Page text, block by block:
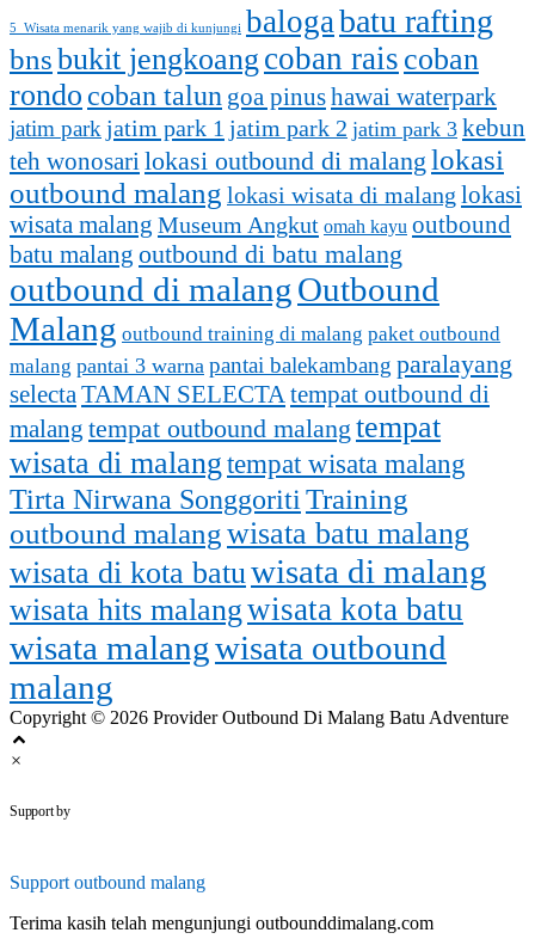
5 Wisata menarik yang wajib di kunjungi baloga batu rafting
bnsbukit jengkoang coban rais coban
rondo coban talun goa pinushawai waterpark
jatim park jatim park 1 jatim park 2 jatim park 3 kebun
teh wonosari lokasi outbound di malang lokasi
outbound malang lokasi wisata di malang lokasi
wisata malang Museum Angkut omah kayu outbound
batu malang outbound di batu malang
outbound di malangOutbound
Malang outbound training di malang paket outbound
malang pantai 3 warna pantai balekambang paralayang
selecta TAMAN SELECTA tempat outbound di
malang tempat outbound malang tempat
wisata di malangtempat wisata malang
Tirta Nirwana Songgoriti Training
outbound malangwisata batu malang
wisata di kota batu wisata di malang
wisata hits malangwisata kota batu
wisata malangwisata outbound
malang
Copyright © 2026 Provider Outbound Di Malang Batu Adventure
×
Support by
Support outbound malang
Terima kasih telah mengunjungi outbounddimalang.com